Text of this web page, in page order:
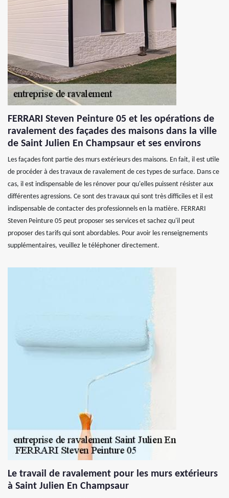
FERRARI Steven Peinture 05 et les opérations de
ravalement des façades des maisons dans la ville
de Saint Julien En Champsaur et ses environs
Les façades font partie des murs extérieurs des maisons. En fait, il est utile
de procéder à des travaux de ravalement de ces types de surface. Dans ce
cas, il est indispensable de les rénover pour qu'elles puissent résister aux
différentes agressions. Ce sont des travaux qui sont très difficiles et il est
indispensable de contacter des professionnels en la matière. FERRARI
Steven Peinture 05 peut proposer ses services et sachez qu'il peut
proposer des tarifs qui sont abordables. Pour avoir les renseignements
supplémentaires, veuillez le téléphoner directement.
Le travail de ravalement pour les murs extérieurs
à Saint Julien En Champsaur